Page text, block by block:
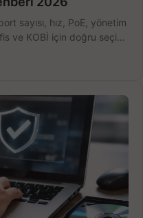
sayısı, hız, PoE, yönetim
ve KOBİ için doğru seçimi